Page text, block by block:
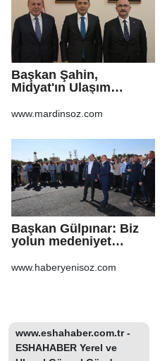
Başkan Şahin,
Midyat'ın Ulaşım
Taşıdı
www.mardinsoz.com
Başkan Gülpınar: Biz
yolun medeniyet
www.haberyenisoz.com
www.eshahaber.com.tr -
ESHAHABER Yerel ve